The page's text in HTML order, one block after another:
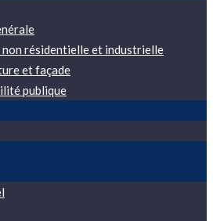
résidentielle et industrielle
et façade
publique